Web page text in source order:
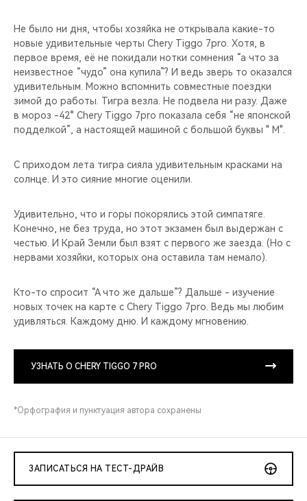
НОВИНКИ
БЛАГОТВОРИТЕЛЬНОСТЬ
CHERY И СПОРТ
ВИДЕООБЗОРЫ
CHERY ДЛЯ ДЕТЕЙ
Не было ни дня, чтобы хозяйка не открывала какие-то
новые удивительные черты Chery Tiggo 7pro. Хотя, в
первое время, её не покидали нотки сомнения “а что за
неизвестное “чудо” она купила”? И ведь зверь то оказался
удивительным. Можно вспомнить совместные поездки
зимой до работы. Тигра везла. Не подвела ни разу. Даже
в мороз -42° Chery Tiggo 7pro показала себя “не японской
подделкой”, а настоящей машиной с большой буквы " М".
С приходом лета тигра сияла удивительным красками на
солнце. И это сияние многие оценили.
Удивительно, что и горы покорялись этой симпатяге.
Конечно, не без труда, но этот экзамен был выдержан с
честью. И Край Земли был взят с первого же заезда. (Но с
нервами хозяйки, которых она оставила там немало).
Кто-то спросит “А что же дальше”? Дальше - изучение
новых точек на карте с Chery Tiggo 7pro. Ведь мы любим
удивляться. Каждому дню. И каждому мгновению.
УЗНАТЬ О CHERY TIGGO 7 PRO
*Орфография и пунктуация автора сохранены
ЗАПИСАТЬСЯ НА ТЕСТ-ДРАЙВ